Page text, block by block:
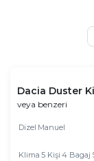
Dacia Duster
veya benzeri
Dizel Manuel
Klima 5 Kişi 4 Bagaj